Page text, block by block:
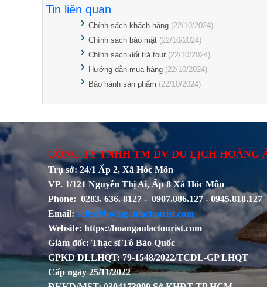
Tin liên quan
Chính sách khách hàng (22/10/2024)
Chính sách bảo mật (22/10/2024)
Chính sách đổi trả tour (22/10/2024)
Hướng dẫn mua hàng (22/10/2024)
Bảo hành sản phẩm (22/10/2024)
CÔNG TY TNHH TM DV DU LỊCH HOÀNG
Trụ sở: 24/1 Ấp 2, Xã Hóc Môn
VP. 1/121 Nguyễn Thị Ai, Ấp 8 Xã Hóc Môn
Phone: 0283. 636. 8127 - 0907.086.127 - 0945.818.127
Email: sales@hoangaulactourist.com
Website: https://hoangaulactourist.com
Giám đốc: Thạc sĩ Tô Bảo Quốc
GPKD DLLHQT: 79-1548/2022/TCDL-GP LHQT
Cấp ngày 25/11/2022